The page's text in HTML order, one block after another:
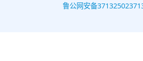
鲁公网安备